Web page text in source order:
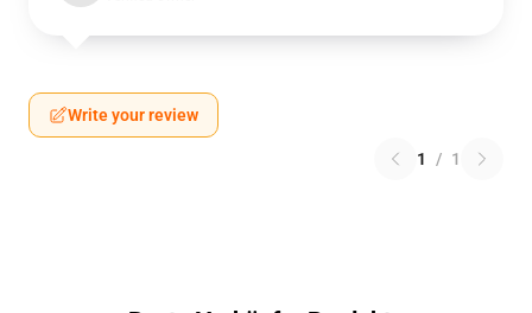
Write your review
1 / 1